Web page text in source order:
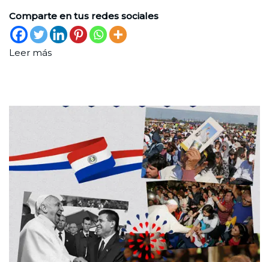
Comparte en tus redes sociales
Leer más